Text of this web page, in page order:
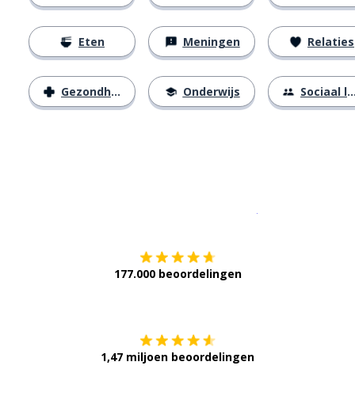
Eten
Gezondheid
Meningen
Onderwijs
Relaties
Sociaal leven
177.000 beoordelingen
1,47 miljoen beoordelingen